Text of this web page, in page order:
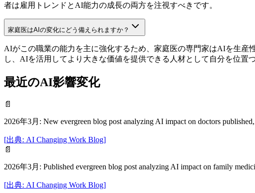
者は雇用トレンドとAI能力の成長の両方を注視すべきです。
家庭医はAIの変化にどう備えられますか？
AIがこの職業の能力を主に強化するため、家庭医の専門家はAIを生
し、AIを活用してより大きな価値を提供できる人材として自分を位置
最近のAI影響変化
📄
2026年3月 : New evergreen blog post analyzing AI impact on doctors
[出典: AI Changing Work Blog]
📄
2026年3月 : Published evergreen blog post analyzing AI impact on family
[出典: AI Changing Work Blog]